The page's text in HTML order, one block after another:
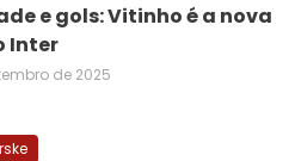
e gols: Vitinho é a nova
Inter
de 2025